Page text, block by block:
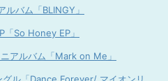
バム「BLINGY」
So Honey EP」
アルバム「Mark on Me」